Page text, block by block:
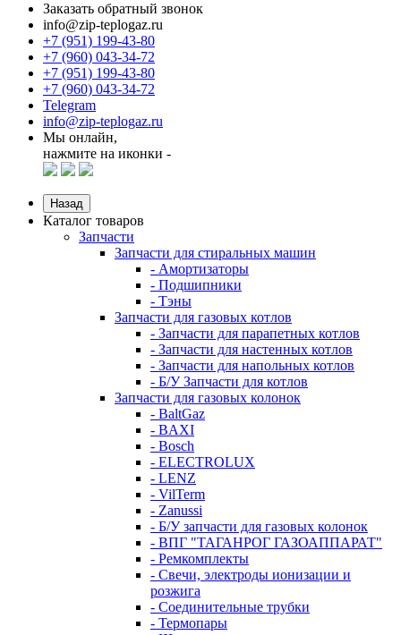
Заказать обратный звонок
info@zip-teplogaz.ru
+7 (951) 199-43-80
+7 (960) 043-34-72
+7 (951) 199-43-80
+7 (960) 043-34-72
Telegram
info@zip-teplogaz.ru
Мы онлайн,
нажмите на иконки -
Назад
Каталог товаров
Запчасти
Запчасти для стиральных машин
- Амортизаторы
- Подшипники
- Тэны
Запчасти для газовых котлов
- Запчасти для парапетных котлов
- Запчасти для настенных котлов
- Запчасти для напольных котлов
- Б/У Запчасти для котлов
Запчасти для газовых колонок
- BaltGaz
- BAXI
- Bosch
- ELECTROLUX
- LENZ
- VilTerm
- Zanussi
- Б/У запчасти для газовых колонок
- ВПГ "ТАГАНРОГ ГАЗОАППАРАТ"
- Ремкомплекты
- Свечи, электроды ионизации и
розжига
- Соединительные трубки
- Термопары